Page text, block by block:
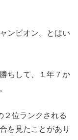
ンピオン。とはい
ちして、１年７か
２位ランクされる
を見たことがあり